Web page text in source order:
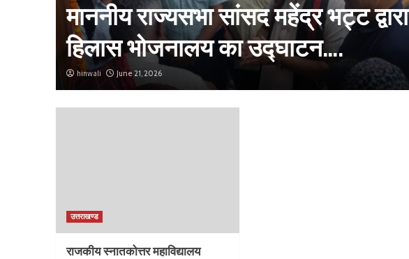
माननीय राज्यसभा सांसद महेंद्र भट्ट द्वारा
हिलास भोजनालय का उद्घाटन….
hinwali June 21, 2026
उत्तराखण्ड
राजकीय स्नातकोत्तर महाविद्यालय